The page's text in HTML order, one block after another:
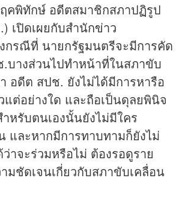
คพิทักษ์ อดีตสมาชิกสภาปฏิรูป
เปิดเผยกับสำนักข่าว
กรณีที่ นายกรัฐมนตรีจะมีการคัด
.บางส่วนไปทำหน้าที่ในสภาขับ
อดีต สปช. ยังไม่ได้มีการหารือ
แต่อย่างใด และถือเป็นดุลยพินิจ
หรับตนเองนั้นยังไม่มีใคร
และหากมีการทาบทามก็ยังไม่
าจะร่วมหรือไม่ ต้องรอดูราย
มชัดเจนเกี่ยวกับสภาขับเคลื่อน